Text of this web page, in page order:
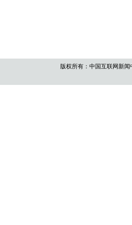
版权所有：中国互联网新闻